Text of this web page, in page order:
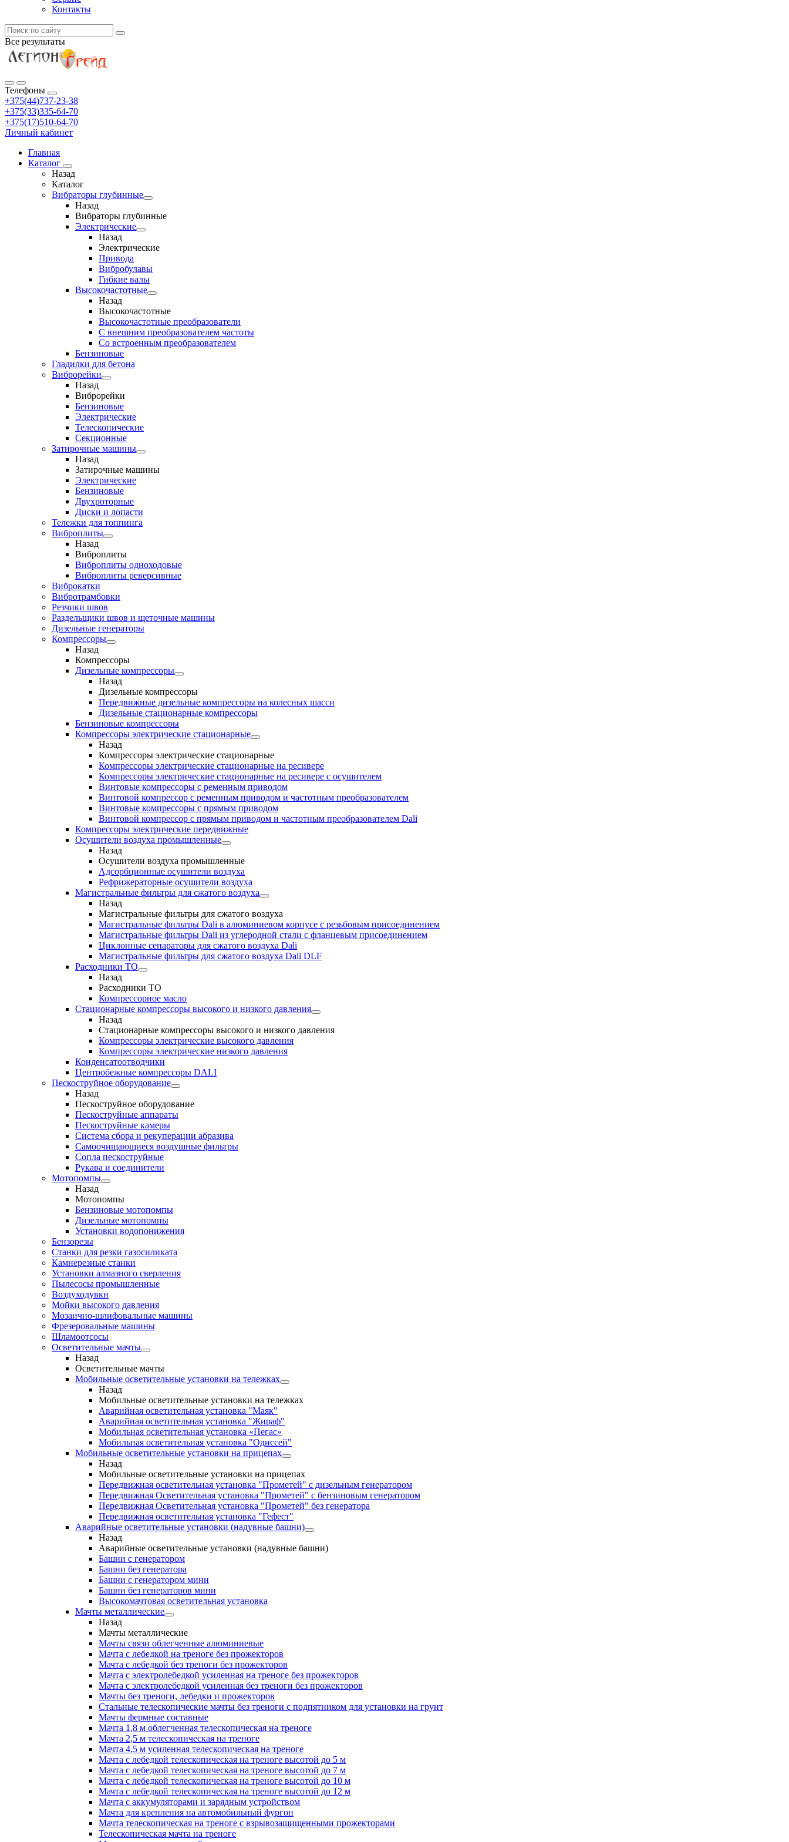
Контакты
Все результаты
Телефоны
+375(44)737-23-38
+375(33)335-64-70
+375(17)510-64-70
Личный кабинет
Главная
Каталог
Назад
Каталог
Вибраторы глубинные
Назад
Вибраторы глубинные
Электрические
Назад
Электрические
Привода
Вибробулавы
Гибкие валы
Высокочастотные
Назад
Высокочастотные
Высокочастотные преобразователи
С внешним преобразователем частоты
Cо встроенным преобразователем
Бензиновые
Гладилки для бетона
Виброрейки
Назад
Виброрейки
Бензиновые
Электрические
Телескопические
Секционные
Затирочные машины
Назад
Затирочные машины
Электрические
Бензиновые
Двухроторные
Диски и лопасти
Тележки для топпинга
Виброплиты
Назад
Виброплиты
Виброплиты одноходовые
Виброплиты реверсивные
Виброкатки
Вибротрамбовки
Резчики швов
Раздельщики швов и щеточные машины
Дизельные генераторы
Компрессоры
Назад
Компрессоры
Дизельные компрессоры
Назад
Дизельные компрессоры
Передвижные дизельные компрессоры на колесных шасси
Дизельные стационарные компрессоры
Бензиновые компрессоры
Компрессоры электрические стационарные
Назад
Компрессоры электрические стационарные
Компрессоры электрические стационарные на ресивере
Компрессоры электрические стационарные на ресивере с осушителем
Винтовые компрессоры с ременным приводом
Винтовой компрессор с ременным приводом и частотным преобразователем
Винтовые компрессоры с прямым приводом
Винтовой компрессор с прямым приводом и частотным преобразователем Dali
Компрессоры электрические передвижные
Осушители воздуха промышленные
Назад
Осушители воздуха промышленные
Адсорбционные осушители воздуха
Рефрижераторные осушители воздуха
Магистральные фильтры для сжатого воздуха
Назад
Магистральные фильтры для сжатого воздуха
Магистральные фильтры Dali в алюминиевом корпусе с резьбовым присоединением
Магистральные фильтры Dali из углеродной стали с фланцевым присоединением
Циклонные сепараторы для сжатого воздуха Dali
Магистральные фильтры для сжатого воздуха Dali DLF
Расходники ТО
Назад
Расходники ТО
Компрессорное масло
Стационарные компрессоры высокого и низкого давления
Назад
Стационарные компрессоры высокого и низкого давления
Компрессоры электрические высокого давления
Компрессоры электрические низкого давления
Конденсатоотводчики
Центробежные компрессоры DALI
Пескоструйное оборудование
Назад
Пескоструйное оборудование
Пескоструйные аппараты
Пескоструйные камеры
Система сбора и рекуперации абразива
Самоочищающиеся воздушные фильтры
Сопла пескоструйные
Рукава и соединители
Мотопомпы
Назад
Мотопомпы
Бензиновые мотопомпы
Дизельные мотопомпы
Установки водопонижения
Бензорезы
Станки для резки газосиликата
Камнерезные станки
Установки алмазного сверления
Пылесосы промышленные
Воздуходувки
Мойки высокого давления
Мозаично-шлифовальные машины
Фрезеровальные машины
Шламоотсосы
Осветительные мачты
Назад
Осветительные мачты
Мобильные осветительные установки на тележках
Назад
Мобильные осветительные установки на тележках
Аварийная осветительная установка "Маяк"
Аварийная осветительная установка "Жираф"
Мобильная осветительная установка «Пегас»
Мобильная осветительная установка "Одиссей"
Мобильные осветительные установки на прицепах
Назад
Мобильные осветительные установки на прицепах
Передвижная осветительная установка "Прометей" с дизельным генератором
Передвижная Осветительная установка "Прометей" с бензиновым генератором
Передвижная Осветительная установка "Прометей" без генератора
Передвижная осветительная установка "Гефест"
Аварийные осветительные установки (надувные башни)
Назад
Аварийные осветительные установки (надувные башни)
Башни с генератором
Башни без генератора
Башни с генератором мини
Башни без генераторов мини
Высокомачтовая осветительная установка
Мачты металлические
Назад
Мачты металлические
Мачты связи облегченные алюминиевые
Мачта с лебедкой на треноге без прожекторов
Мачта с лебедкой без треноги без прожекторов
Мачта с электролебедкой усиленная на треноге без прожекторов
Мачта с электролебедкой усиленная без треноги без прожекторов
Мачты без треноги, лебедки и прожекторов
Стальные телескопические мачты без треноги с подпятником для установки на грунт
Мачты фермные составные
Мачта 1,8 м облегченная телескопическая на треноге
Мачта 2,5 м телескопическая на треноге
Мачта 4,5 м усиленная телескопическая на треноге
Мачта с лебедкой телескопическая на треноге высотой до 5 м
Мачта с лебедкой телескопическая на треноге высотой до 7 м
Мачта с лебедкой телескопическая на треноге высотой до 10 м
Мачта с лебедкой телескопическая на треноге высотой до 12 м
Мачта с аккумуляторами и зарядным устройством
Мачта для крепления на автомобильный фургон
Мачта телескопическая на треноге с взрывозащищенными прожекторами
Телескопическая мачта на треноге